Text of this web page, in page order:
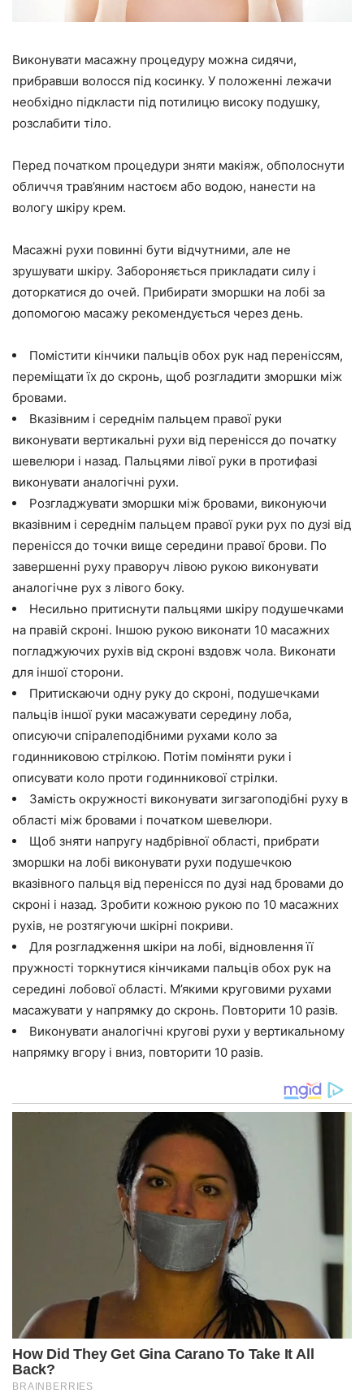
Виконувати масажну процедуру можна сидячи,
прибравши волосся під косинку. У положенні лежачи
необхідно підкласти під потилицю високу подушку,
розслабити тіло.
Перед початком процедури зняти макіяж, обполоснути
обличчя трав’яним настоєм або водою, нанести на
вологу шкіру крем.
Масажні рухи повинні бути відчутними, але не
зрушувати шкіру. Забороняється прикладати силу і
доторкатися до очей. Прибирати зморшки на лобі за
допомогою масажу рекомендується через день.
Помістити кінчики пальців обох рук над переніссям,
переміщати їх до скронь, щоб розгладити зморшки між
бровами.
Вказівним і середнім пальцем правої руки
виконувати вертикальні рухи від перенісся до початку
шевелюри і назад. Пальцями лівої руки в протифазі
виконувати аналогічні рухи.
Розгладжувати зморшки між бровами, виконуючи
вказівним і середнім пальцем правої руки рух по дузі від
перенісся до точки вище середини правої брови. По
завершенні руху праворуч лівою рукою виконувати
аналогічне рух з лівого боку.
Несильно притиснути пальцями шкіру подушечками
на правій скроні. Іншою рукою виконати 10 масажних
погладжуючих рухів від скроні вздовж чола. Виконати
для іншої сторони.
Притискаючи одну руку до скроні, подушечками
пальців іншої руки масажувати середину лоба,
описуючи спіралеподібними рухами коло за
годинниковою стрілкою. Потім поміняти руки і
описувати коло проти годинникової стрілки.
Замість окружності виконувати зигзагоподібні руху в
області між бровами і початком шевелюри.
Щоб зняти напругу надбрівної області, прибрати
зморшки на лобі виконувати рухи подушечкою
вказівного пальця від перенісся по дузі над бровами до
скроні і назад. Зробити кожною рукою по 10 масажних
рухів, не розтягуючи шкірні покриви.
Для розгладження шкіри на лобі, відновлення її
пружності торкнутися кінчиками пальців обох рук на
середині лобової області. М’якими круговими рухами
масажувати у напрямку до скронь. Повторити 10 разів.
Виконувати аналогічні кругові рухи у вертикальному
напрямку вгору і вниз, повторити 10 разів.